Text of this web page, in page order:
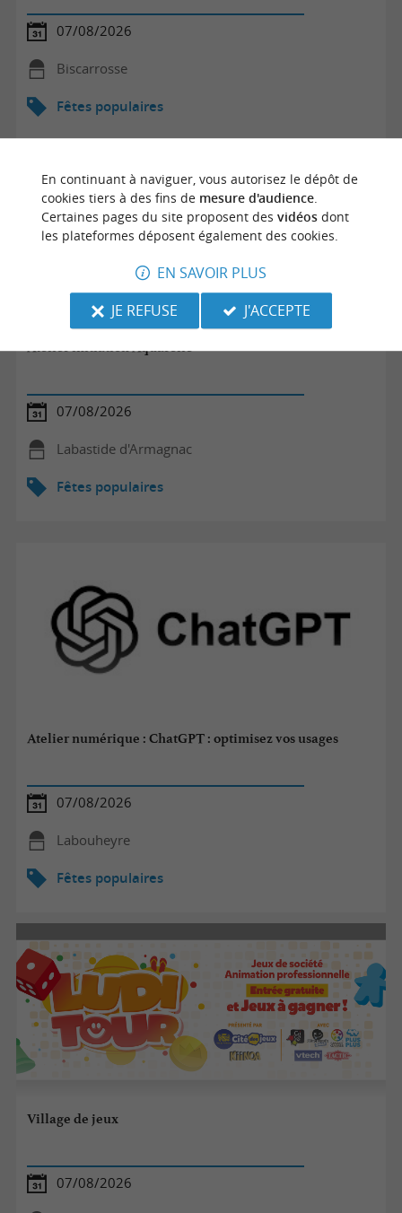
07/08/2026
Biscarrosse
Fêtes populaires
Atelier initiation Aquarelle
07/08/2026
Labastide d'Armagnac
Fêtes populaires
Atelier numérique : ChatGPT : optimisez vos usages
07/08/2026
Labouheyre
Fêtes populaires
Village de jeux
07/08/2026
En continuant à naviguer, vous autorisez le dépôt de
cookies tiers à des fins de mesure d'audience.
Certaines pages du site proposent des vidéosdont
les plateformes déposent également des cookies.
EN SAVOIR PLUS
JE REFUSE
J'ACCEPTE